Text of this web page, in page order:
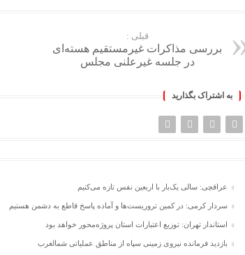
قبلی :
بررسی مذاکرات غیرمستقیم هسته‌ای
در جلسه غیرعلنی مجلس
به اشتراک بگذارید
عراقچی: سالی یک‌بار با اربعین نفس تازه می‌کنیم
سردار کرمی: در کمین تروریست‌ها و آماده پاسخ قاطع به دشمن هستیم
استاندار تهران: توزیع اعتبارات استان پروژه‌محور خواهد بود
بازدید فرمانده نیروی زمینی سپاه از مناطق عملیاتی شمالغرب